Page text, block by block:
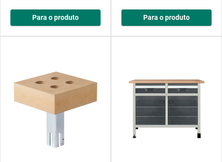
Para o produto Para o produto